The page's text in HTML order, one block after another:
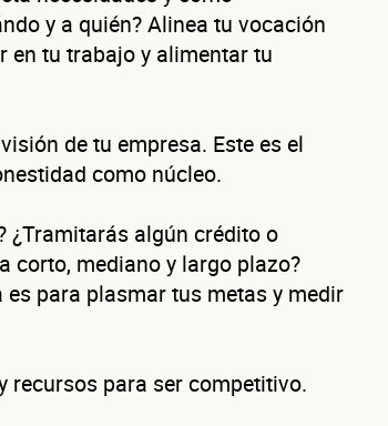
y a quién? Alinea tu vocación
en tu trabajo y alimentar tu
de tu empresa. Este es el
como núcleo.
¿Tramitarás algún crédito o
corto, mediano y largo plazo?
para plasmar tus metas y medir
recursos para ser competitivo.